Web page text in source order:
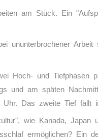
am Stück. Ein
ununterbrochener Arbeit
Hoch- und Tiefphasen
und am späten
Uhr. Das zweite Tief fällt
wie Kanada, Japan
ermöglichen? Ein